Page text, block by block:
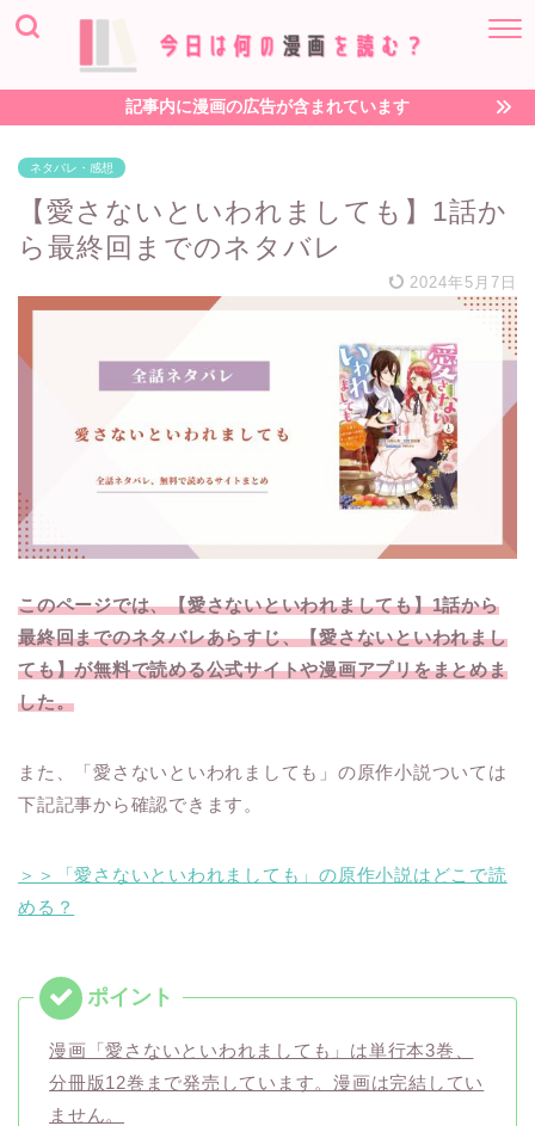
記事内に漫画の広告が含まれています
ネタバレ・感想
【愛さないといわれましても】1話か
ら最終回までのネタバレ
2024年5月7日
このページでは、【愛さないといわれましても】1話から
最終回までのネタバレあらすじ、【愛さないといわれまし
ても】が無料で読める公式サイトや漫画アプリをまとめま
した。
また、「愛さないといわれましても」の原作小説ついては
下記記事から確認できます。
＞＞「愛さないといわれましても」の原作小説はどこで読
める？
漫画「愛さないといわれましても」は単行本3巻、
分冊版12巻まで発売しています。漫画は完結してい
ません。